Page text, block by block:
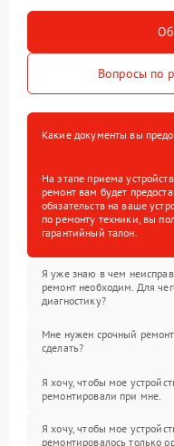
Вопросы по
Какие документы вы
На этапе приема
ремонт вам будет
обязательств на ваше
по ремонту техники, вы
гарантийный талон.
Я уже знаю в чем
ремонт необходим. Для
диагностику?
Мне нужен срочный
сделать?
Я хочу, чтобы мое
ремонтировали при мне.
Я хочу, чтобы мое
ремонтировалось только